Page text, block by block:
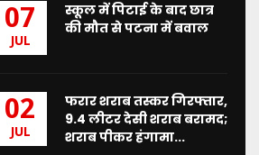
07
JUL
स्कूल में पिटाई के बाद छात्र
की मौत से पटना में बवाल
02
JUL
फरार शराब तस्कर गिरफ्तार,
9.4 लीटर देसी शराब बरामद;
शराब पीकर हंगामा...